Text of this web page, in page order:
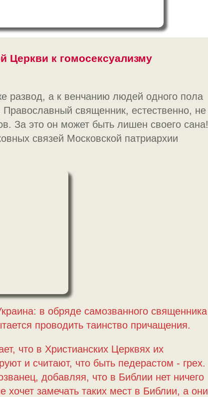
Церкви к гомосексуализму
развод, а к венчанию людей одного пола
священник, естественно, не
За это он может быть лишен своего сана!
связей Московской патриархии
в обряде самозванного священника
проводить таинство причащения.
что в Христианских Церквях их
и считают, что быть педерастом - грех.
добавляя, что в Библии нет ничего
замечать таких мест в Библии, а они